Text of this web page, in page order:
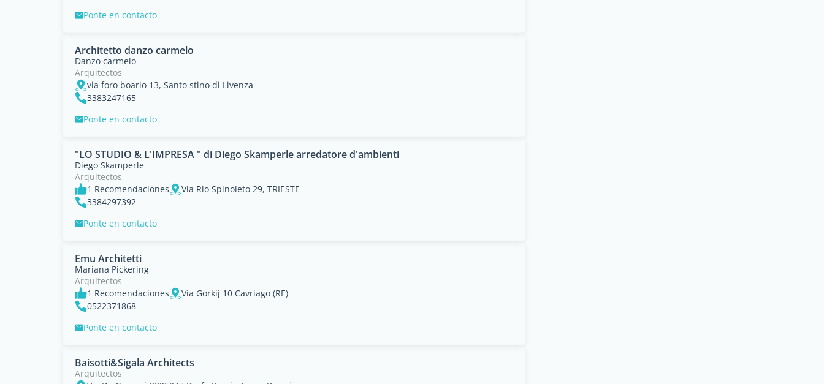
Ponte en contacto
Architetto danzo carmelo
Danzo carmelo
Arquitectos
via foro boario 13, Santo stino di Livenza
3383247165
Ponte en contacto
"LO STUDIO & L'IMPRESA " di Diego Skamperle arredatore d'ambienti
Diego Skamperle
Arquitectos
1 Recomendaciones
Via Rio Spinoleto 29, TRIESTE
3384297392
Ponte en contacto
Emu Architetti
Mariana Pickering
Arquitectos
1 Recomendaciones
Via Gorkij 10 Cavriago (RE)
0522371868
Ponte en contacto
Baisotti&Sigala Architects
Arquitectos